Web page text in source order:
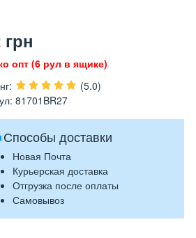
грн
опт (6 рул в ящике)
:
(5.0)
: 81701BR27
Способы доставки
Новая Почта
Курьерская доставка
Отгрузка после оплаты
Самовывоз